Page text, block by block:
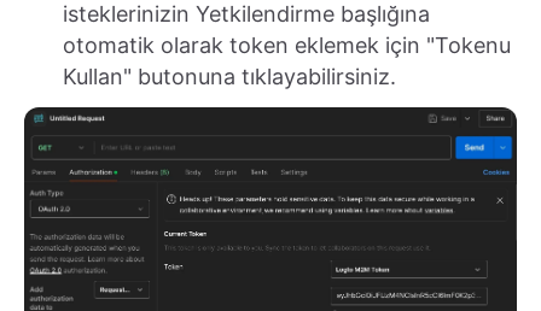
isteklerinizin Yetkilendirme başlığına
otomatik olarak token eklemek için "Tokenu
Kullan" butonuna tıklayabilirsiniz.